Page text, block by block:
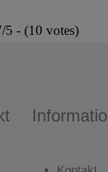
5 - (10 votes)